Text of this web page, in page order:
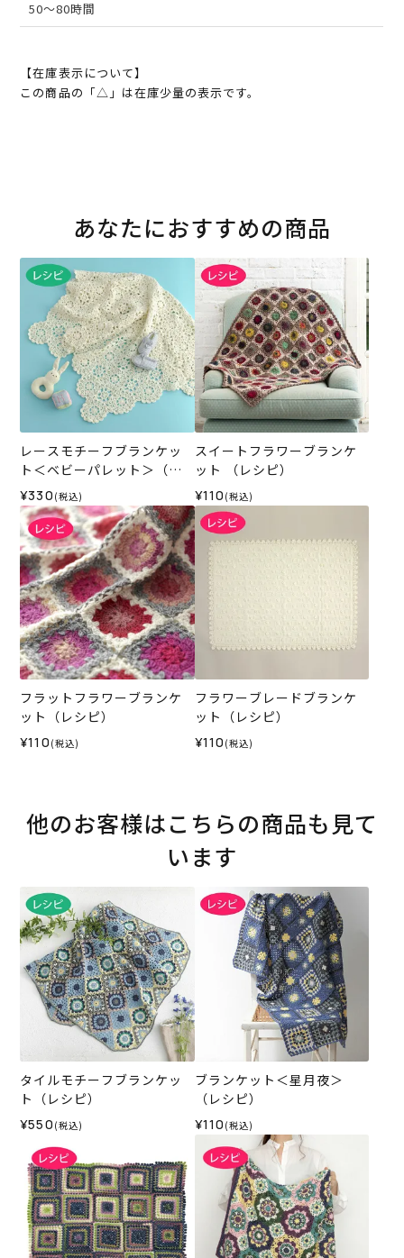
50～80時間
【在庫表示について】
この商品の「△」は在庫少量の表示です。
あなたにおすすめの商品
レースモチーフブランケッ
ト＜ベビーパレット＞（レ
シピ）
¥330 (税込)
スイートフラワーブランケ
ット （レシピ）
¥110 (税込)
フラットフラワーブランケ
ット（レシピ）
¥110 (税込)
フラワーブレードブランケ
ット（レシピ）
¥110 (税込)
他のお客様はこちらの商品も見て
います
タイルモチーフブランケッ
ト（レシピ）
¥550 (税込)
ブランケット＜星月夜＞
（レシピ）
¥110 (税込)